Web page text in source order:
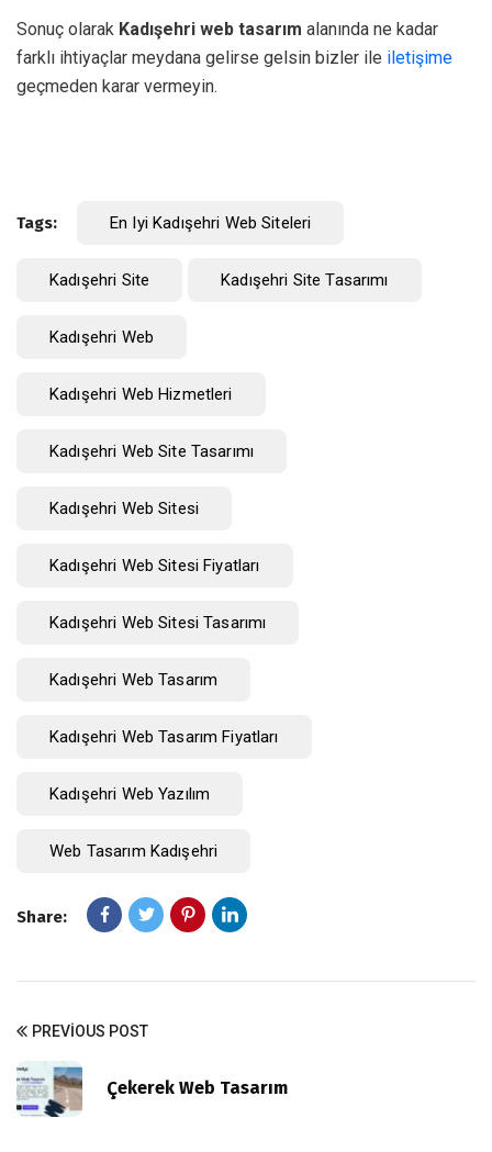
Sonuç olarak Kadışehri web tasarım alanında ne kadar
farklı ihtiyaçlar meydana gelirse gelsin bizler ile iletişime
geçmeden karar vermeyin.
Tags: En Iyi Kadışehri Web Siteleri
Kadışehri Site Kadışehri Site Tasarımı
Kadışehri Web
Kadışehri Web Hizmetleri
Kadışehri Web Site Tasarımı
Kadışehri Web Sitesi
Kadışehri Web Sitesi Fiyatları
Kadışehri Web Sitesi Tasarımı
Kadışehri Web Tasarım
Kadışehri Web Tasarım Fiyatları
Kadışehri Web Yazılım
Web Tasarım Kadışehri
Share:
PREVIOUS POST
Çekerek Web Tasarım